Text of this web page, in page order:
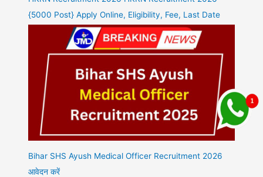
{5000 Post} Apply Online, Eligibility, Fee, Last Date
Bihar SHS Ayush Medical Officer Recruitment 2026
आवेदन करें